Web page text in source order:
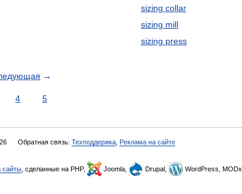
sizing collar
sizing mill
sizing press
→
4 5
Обратная связь: Техподдержка Реклама на сайте
сайты , сделанные на PHP, Joomla, Drupal, WordPress, MODx.